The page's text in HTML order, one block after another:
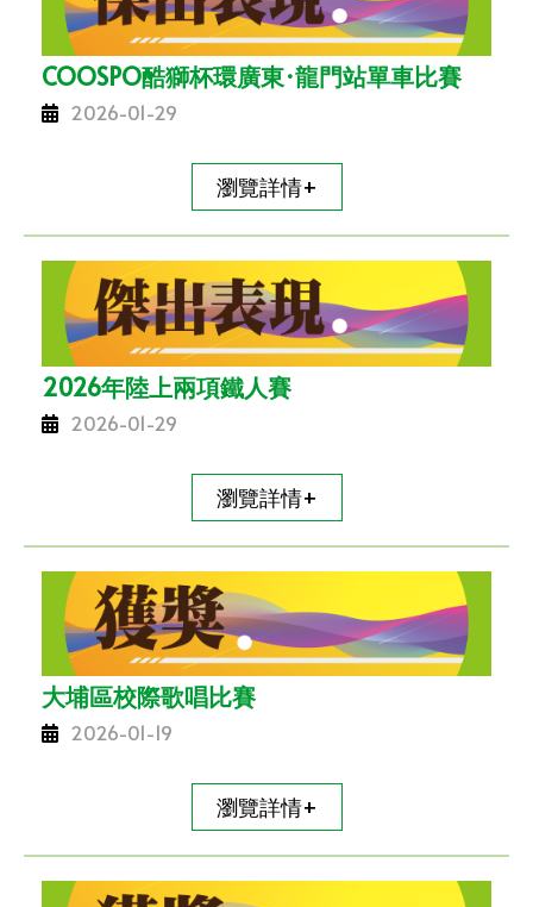
COOSPO酷獅杯環廣東·龍門站單車比賽
2026-01-29
瀏覽詳情+
2026年陸上兩項鐵人賽
2026-01-29
瀏覽詳情+
大埔區校際歌唱比賽
2026-01-19
瀏覽詳情+